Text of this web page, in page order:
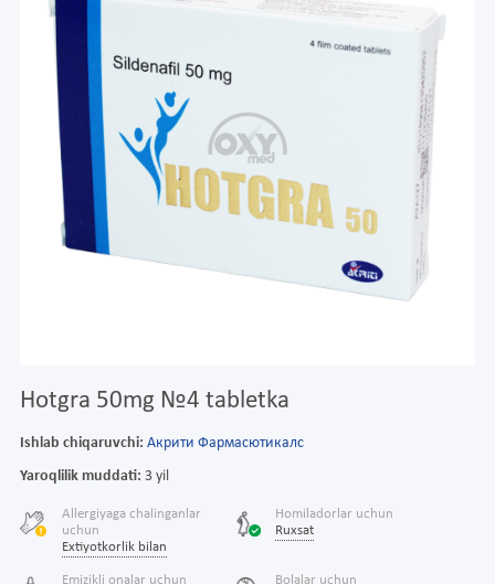
Hotgra 50mg №4 tabletka
Ishlab chiqaruvchi: Акрити Фармасютикалс
Yaroqlilik muddati: 3 yil
Allergiyaga chalinganlar
uchun
Extiyotkorlik bilan
Homiladorlar uchun
Ruxsat
Emizikli onalar uchun
Bolalar uchun